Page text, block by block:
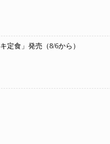
定食」発売（8/6から）